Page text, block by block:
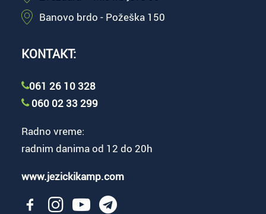
Banovo brdo - Požeška 150
KONTAKT:
061 26 10 328
060 02 33 299
Radno vreme:
radnim danima od 12 do 20h
www.jezickikamp.com